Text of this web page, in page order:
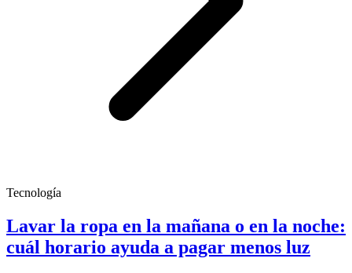
Tecnología
Lavar la ropa en la mañana o en la noche:
cuál horario ayuda a pagar menos luz